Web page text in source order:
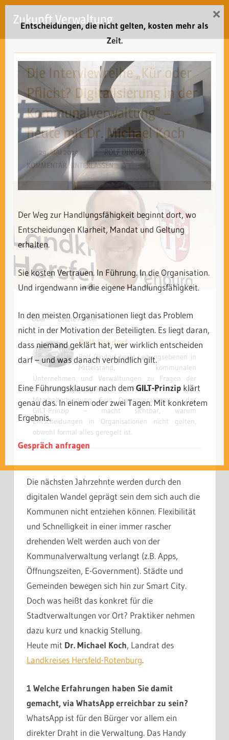
Zum
Inhalt
springen
Zukunft Verwaltung Menü
Die Interviewreihe „Kür oder
Pflicht? Digitalisierung in der
Kommunalverwaltung“ –
heute mit Dr. Michael Koch
29. MAI 2019
ROLF DINDORF
KOMMENTAR HINTERLASSEN
Über Letzte Artikel
Rolf Dindorf
Rolf Dindorf berät Leitungsebenen in
Mittelstand, kommunalen
Unternehmen und Verwaltungen zu Fragen der
Entscheidungsfähigkeit, Führung und
Mitarbeiterbindung. Sein Diagnoserahmen – das
GILT-Prinzip – macht sichtbar, warum
Entscheidungen in Organisationen nicht gelten,
obwohl formal alles geregelt ist.
Die nächsten Jahrzehnte werden durch den
digitalen Wandel geprägt sein dem sich auch die
Kommunen nicht entziehen können. Flexibilität
und Schnelligkeit in einer immer rascher
drehenden Welt werden auch von der
Kommunalverwaltung verlangt (z.B. Apps,
Öffnungszeiten, E-Government). Städte und
Gemeinden bewegen sich hin zur Smart City.
Doch was heißt das konkret für die
Stadtverwaltungen vor Ort? Praktiker nehmen
dazu kurz und knackig Stellung.
Heute mit Dr. Michael Koch, Landrat des
Landkreises Hersfeld-Rotenburg.
1 Welche Erfahrungen haben Sie damit
gemacht, via WhatsApp erreichbar zu sein?
WhatsApp ist für den Bürger vor allem ein
direkter Draht in die Verwaltung. Das Handy
Entscheidungen, die nicht gelten, kosten mehr als
Zeit.
Der Weg zur Handlungsfähigkeit beginnt dort, wo
Entscheidungen Klarheit, Mandat und Geltung
erhalten.
Sie kosten Vertrauen. In Führung. In die Organisation.
Und irgendwann in die eigene Handlungsfähigkeit.
In den meisten Organisationen liegt das Problem
nicht in der Motivation der Beteiligten. Es liegt daran,
dass niemand geklärt hat, wer wirklich entscheiden
darf – und was danach verbindlich gilt.
Eine Führungsklausur nach demGILT-Prinzip klärt
genau das. In einem oder zwei Tagen. Mit konkretem
Ergebnis.
Gespräch anfragen
×